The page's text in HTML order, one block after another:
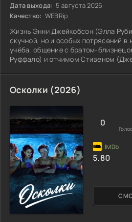
Дата выхода: 5 августа 2026
Качество: WEBRip
Жизнь Энни Джейкобсон (Элла
скучной, но и особых потрясений в
учёба, общение с братом-
Руффало) и отчимом Стивеном
скоропостижно уходит из жизни
привычной похоронной церемонии
старик оставил ей в
берёт верх. Откуда такое
родственники избегают
больше Энни
Осколки (2026)
0
5.80